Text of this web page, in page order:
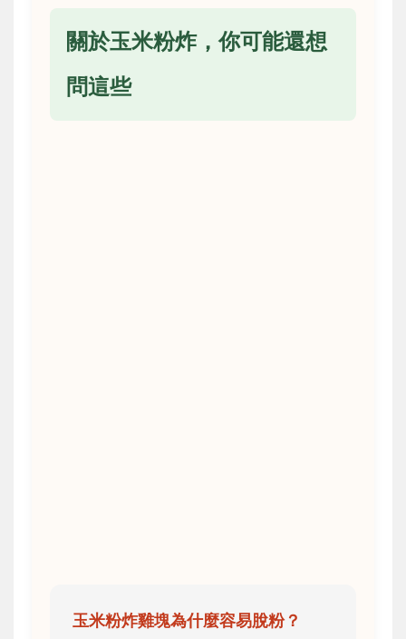
關於玉米粉炸，你可能還想
問這些
玉米粉炸雞塊為什麼容易脫粉？